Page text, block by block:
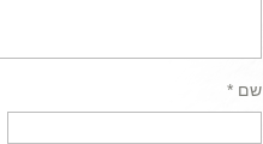
שם *